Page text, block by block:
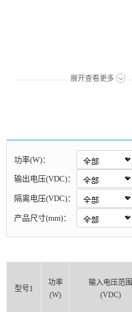
展开查看更多
功率(W)：
输出电压(VDC)：
隔离电压(VDC)：
产品尺寸(mm)：
型号1
功率
(W)
输入电压范围
(VDC)